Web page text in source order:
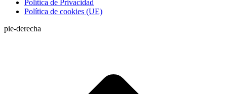
Política de Privacidad
Política de cookies (UE)
pie-derecha